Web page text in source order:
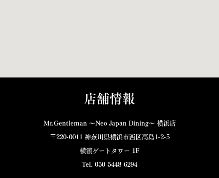
店舗情報
Mr.Gentleman 〜Neo Japan Dining〜 横浜店
〒220-0011 神奈川県横浜市西区高島1-2-5
横濱ゲートタワー 1F
Tel. 050-5448-6294